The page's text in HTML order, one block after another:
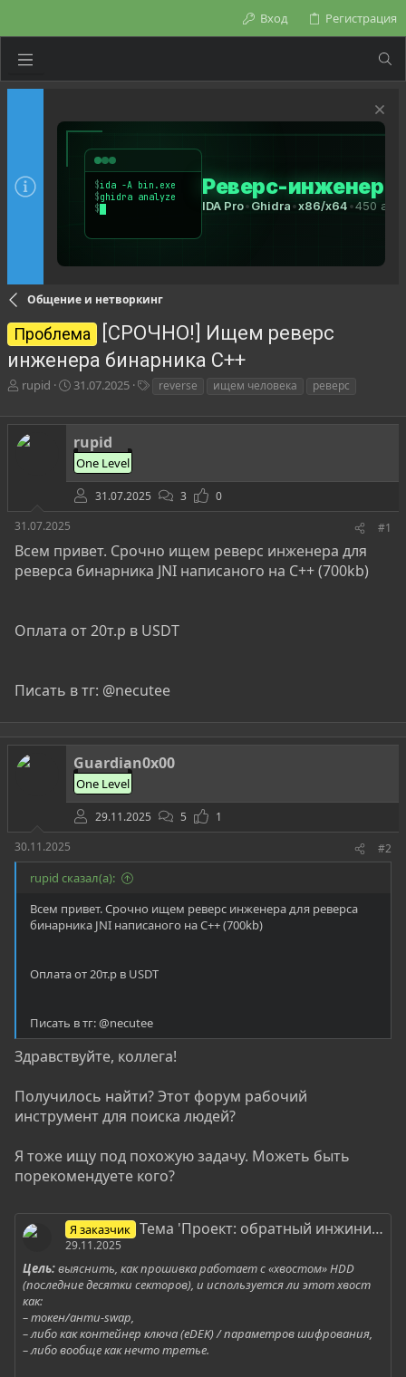
Вход Регистрация
Общение и нетворкинг
Проблема
[СРОЧНО!] Ищем реверс
инженера бинарника C++
А
т
о
р
ы
rupid
Д
т
н
а
ч
а
л
31.07.2025
г
reverse ищем человека реверс
rupid
One Level
31.07.2025 3
0
31.07.2025
#1
Всем привет. Срочно ищем реверс инженера для
реверса бинарника JNI написаного на С++ (700kb)
Оплата от 20т.р в USDT
Писать в тг: @necutee
Guardian0x00
One Level
29.11.2025 5
1
30.11.2025
#2
rupid сказал(а):
Всем привет. Срочно ищем реверс инженера для реверса
бинарника JNI написаного на С++ (700kb)
Оплата от 20т.р в USDT
Писать в тг: @necutee
Здравствуйте, коллега!
Получилось найти? Этот форум рабочий
инструмент для поиска людей?
Я тоже ищу под похожую задачу. Можеть быть
порекомендуете кого?
Я заказчик Тема 'Проект: обратный инжиниринг прошивки Initio INIC-1610 (8051) из SPI-флеш (SST25VF010A, 128 КБ) Цель: выяснить, как прошивка работает с «хвостом» HDD'
29.11.2025
Цель:выяснить, как прошивка работает с «хвостом» HDD
(последние десятки секторов), и используется ли этот хвост
как:
– токен/анти-swap,
– либо как контейнер ключа (eDEK) / параметров шифрования,
– либо вообще как нечто третье.